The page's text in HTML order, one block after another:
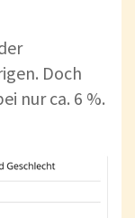
Doch
nur ca. 6 %.